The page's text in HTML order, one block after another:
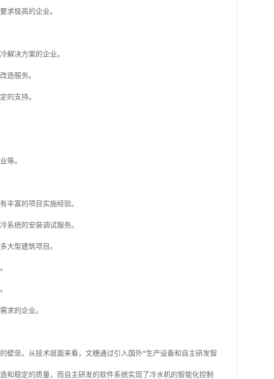
求极高的企业。
解决方案的企业。
造服务。
的支持。
等。
丰富的项目实施经验。
系统的安装调试服务。
大型建筑项目。
求的企业。
壁垒。从技术层面来看，文穗通过引入国外*生产设备和自主研发智
和稳定的质量，而自主研发的软件系统实现了冷水机的智能化控制